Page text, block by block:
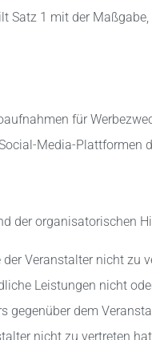
Satz 1 mit der
für
Media-Plattformen
der organisatorischen
Veranstalter nicht
Leistungen nicht
gegenüber dem
nicht zu vertreten